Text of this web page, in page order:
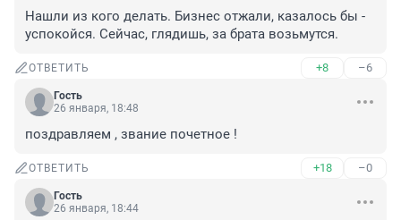
Нашли из кого делать. Бизнес отжали, казалось бы -
успокойся. Сейчас, глядишь, за брата возьмутся.
ОТВЕТИТЬ +8 –6
Гость
26 января, 18:48
поздравляем , звание почетное !
ОТВЕТИТЬ +18 –0
Гость
26 января, 18:44